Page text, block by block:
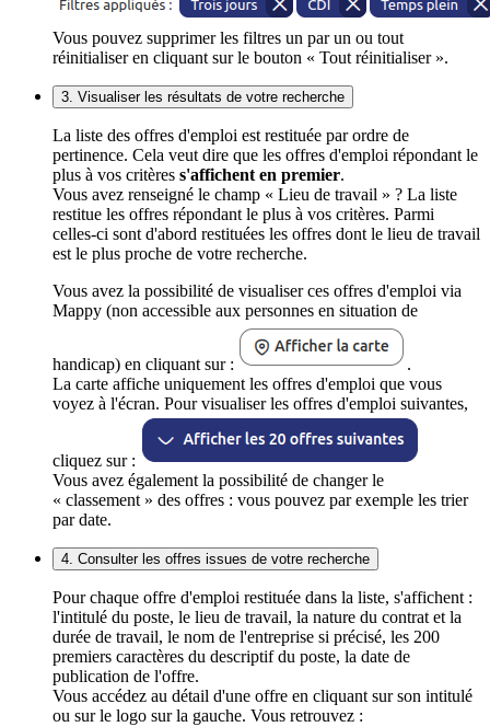
Vous pouvez supprimer les filtres un par un ou tout
réinitialiser en cliquant sur le bouton « Tout réinitialiser ».
3. Visualiser les résultats de votre recherche
La liste des offres d'emploi est restituée par ordre de
pertinence. Cela veut dire que les offres d'emploi répondant le
plus à vos critères s'affichent en premier.
Vous avez renseigné le champ « Lieu de travail » ? La liste
restitue les offres répondant le plus à vos critères. Parmi
celles-ci sont d'abord restituées les offres dont le lieu de travail
est le plus proche de votre recherche.
Vous avez la possibilité de visualiser ces offres d'emploi via
Mappy (non accessible aux personnes en situation de
handicap) en cliquant sur :
.
La carte affiche uniquement les offres d'emploi que vous
voyez à l'écran. Pour visualiser les offres d'emploi suivantes,
cliquez sur :
Vous avez également la possibilité de changer le
« classement » des offres : vous pouvez par exemple les trier
par date.
4. Consulter les offres issues de votre recherche
Pour chaque offre d'emploi restituée dans la liste, s'affichent :
l'intitulé du poste, le lieu de travail, la nature du contrat et la
durée de travail, le nom de l'entreprise si précisé, les 200
premiers caractères du descriptif du poste, la date de
publication de l'offre.
Vous accédez au détail d'une offre en cliquant sur son intitulé
ou sur le logo sur la gauche. Vous retrouvez :